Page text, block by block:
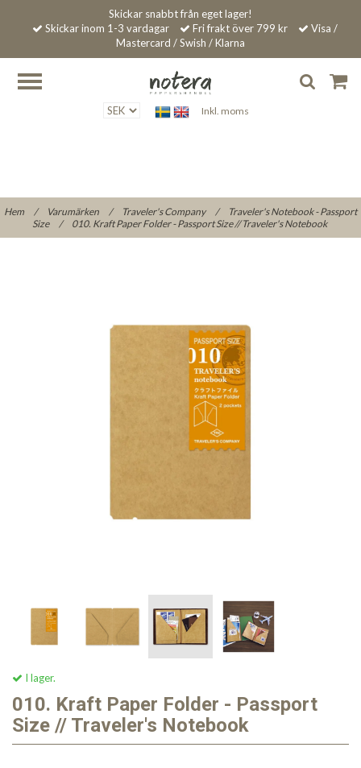
Skickar snabbt från eget lager!
Skickar inom 1-3 vardagar
Fri frakt över 799 kr
Visa /
Mastercard / Swish / Klarna
Inkl. moms
Hem / Varumärken / Traveler's Company /
Traveler's Notebook - Passport
Size
/ 010. Kraft Paper Folder - Passport Size // Traveler's Notebook
I lager.
010. Kraft Paper Folder - Passport
Size // Traveler's Notebook